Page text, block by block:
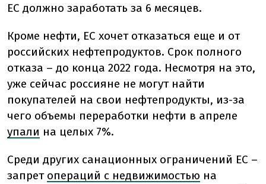
ЕС должно заработать за 6 месяцев.
Кроме нефти, ЕС хочет отказаться еще и от
российских нефтепродуктов. Срок полного
отказа – до конца 2022 года. Несмотря на это,
уже сейчас россияне не могут найти
покупателей на свои нефтепродукты, из-за
чего объемы переработки нефти в апреле
упали на целых 7%.
Среди других санационных ограничений ЕС –
запрет операций с недвижимостью на